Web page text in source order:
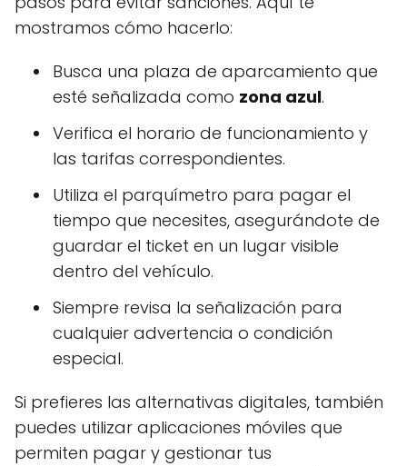
mostramos cómo hacerlo:
Busca una plaza de aparcamiento que
esté señalizada como zona azul.
Verifica el horario de funcionamiento y
las tarifas correspondientes.
Utiliza el parquímetro para pagar el
tiempo que necesites, asegurándote de
guardar el ticket en un lugar visible
dentro del vehículo.
Siempre revisa la señalización para
cualquier advertencia o condición
especial.
Si prefieres las alternativas digitales, también
puedes utilizar aplicaciones móviles que
permiten pagar y gestionar tus